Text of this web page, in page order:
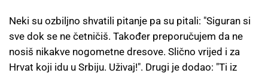
Neki su ozbiljno shvatili pitanje pa su pitali: "Siguran si
sve dok se ne četničiš. Također preporučujem da ne
nosiš nikakve nogometne dresove. Slično vrijed i za
Hrvat koji idu u Srbiju. Uživaj!". Drugi je dodao: "Ti iz